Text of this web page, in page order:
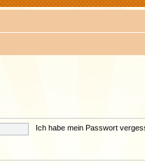
Ich habe mein Passwort